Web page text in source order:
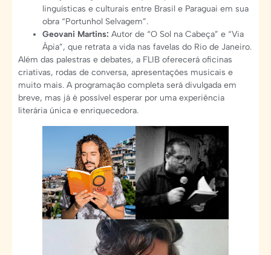
linguísticas e culturais entre Brasil e Paraguai em sua
obra “Portunhol Selvagem”.
Geovani Martins: Autor de “O Sol na Cabeça” e “Via
Ápia”, que retrata a vida nas favelas do Rio de Janeiro.
Além das palestras e debates, a FLIB oferecerá oficinas
criativas, rodas de conversa, apresentações musicais e
muito mais. A programação completa será divulgada em
breve, mas já é possível esperar por uma experiência
literária única e enriquecedora.